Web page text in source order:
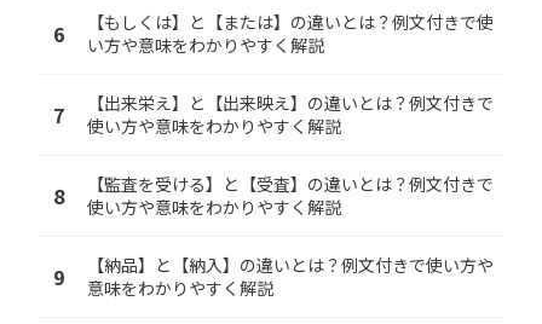
6
【もしくは】と【または】の違いとは？例文付きで使
い方や意味をわかりやすく解説
7
【出来栄え】と【出来映え】の違いとは？例文付きで
使い方や意味をわかりやすく解説
8
【監査を受ける】と【受査】の違いとは？例文付きで
使い方や意味をわかりやすく解説
9
【納品】と【納入】の違いとは？例文付きで使い方や
意味をわかりやすく解説